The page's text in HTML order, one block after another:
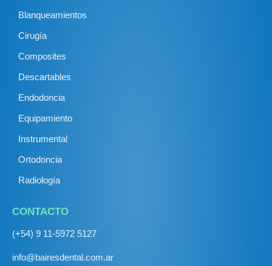
Blanqueamientos
Cirugía
Composites
Descartables
Endodoncia
Equipamiento
Instrumental
Ortodoncia
Radiología
CONTACTO
(+54) 9 11-5972 5127
info@bairesdental.com.ar